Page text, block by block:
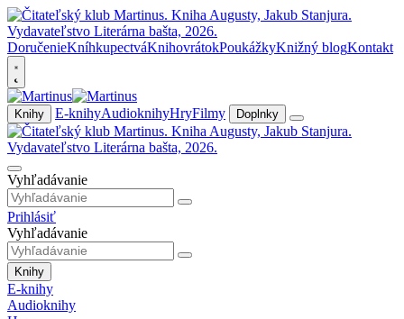
DoručenieKníhkupectváKnihovrátokPoukážkyKnižný blogKontakt
Knihy E-knihyAudioknihyHryFilmy Doplnky
Vyhľadávanie
Prihlásiť
Vyhľadávanie
Knihy
E-knihy
Audioknihy